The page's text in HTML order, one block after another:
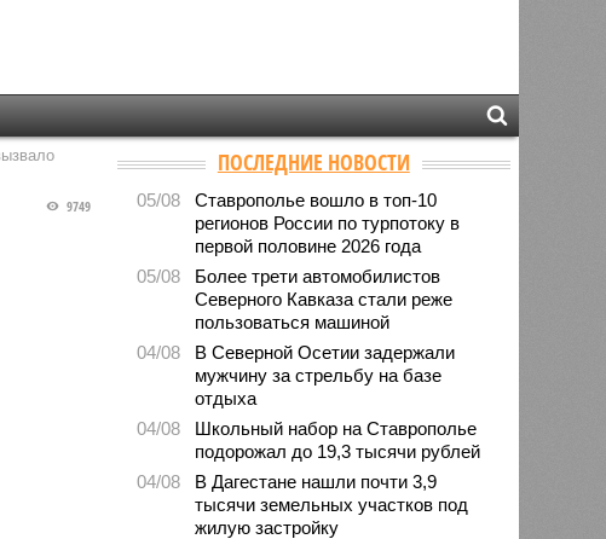
9749
ПОСЛЕДНИЕ НОВОСТИ
05/08
Ставрополье вошло в топ-10
регионов России по турпотоку в
первой половине 2026 года
05/08
Более трети автомобилистов
Северного Кавказа стали реже
пользоваться машиной
04/08
В Северной Осетии задержали
мужчину за стрельбу на базе
отдыха
04/08
Школьный набор на Ставрополье
подорожал до 19,3 тысячи рублей
04/08
В Дагестане нашли почти 3,9
тысячи земельных участков под
жилую застройку